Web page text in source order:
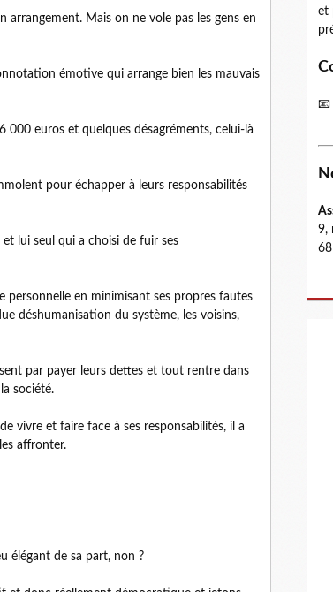
Mais on ne vole pas les gens en
émotive qui arrange bien les mauvais
euros et quelques désagréments, celui-là
pour échapper à leurs responsabilités
lui seul qui a choisi de fuir ses
personnelle en minimisant ses propres fautes
déshumanisation du système, les voisins,
par payer leurs dettes et tout rentre dans
société.
vivre et faire face à ses responsabilités, il a
affronter.
élégant de sa part, non ?
et
📧
9,